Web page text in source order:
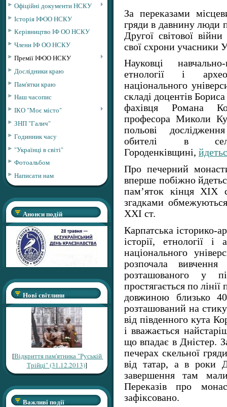
Офіційні документи НСКУ
Історія ІФОО НСКУ
Керівництво ІФ ОО НСКУ
Члени ІФ ОО НСКУ
Премії ІФОО НСКУ
Дослідники краю
Пам'ятки краю
Наш часопис
ІКО "Моє місто"
ЗНП "Галич"
Годинник часу
"Українці в світі"
Фотоальбом
Написати нам
Анонси подій
Нові світлини
[Відкриття пам'ятника "Руській
Трійці" (31.12.2013)]
Важливі події
За переказами
гряди в давнину люди
Другої світової
свої схрони учасники
Науковці
етнології і
національного
складі доцентів
фахівця Романа
професора Миколи
польові
обителі в
Городенківщині,
Про печерний
вперше побіжно
пам’яток кінця ХІХ
згадками
ХХІ ст.
Карпатська історико-
історії, етнології і
національного
розпочала вивчення
розташованого у
простягається по
довжиною близько
розташований на
від південного кута
і вважається
що впадає в Дністер.
печерах скельної
від татар, а в роки
завершення там
Переказів про
зафіксовано.